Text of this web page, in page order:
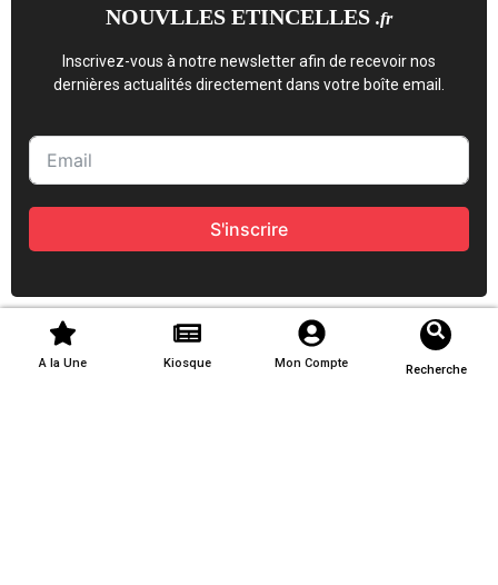
NOUVLLES ETINCELLES .fr
Inscrivez-vous à notre newsletter afin de recevoir nos
dernières actualités directement dans votre boîte email.
S'inscrire
A la Une Kiosque Mon Compte Recherche